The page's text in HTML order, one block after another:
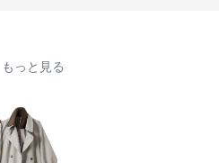
もっと見る